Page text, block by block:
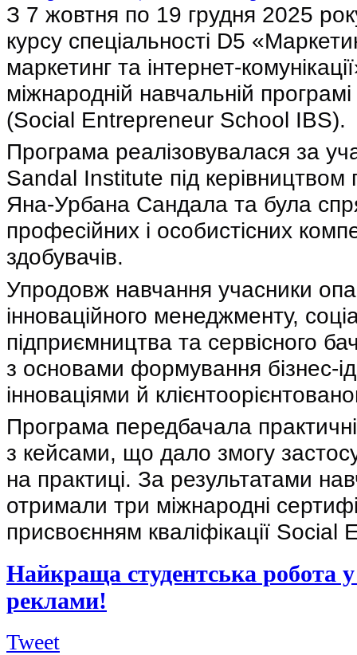
З 7 жовтня по 19 грудня 2025
курсу спеціальності D5
маркетинг та інтернет-
міжнародній навчальній
(Social Entrepreneur School IBS).
Програма реалізовувалася за
Sandal Institute під
Яна-Урбана Сандала та була
професійних і особистісних
здобувачів.
Упродовж навчання учасники
інноваційного менеджменту,
підприємництва та сервісного
з основами формування бізнес-
інноваціями й
Програма передбачала
з кейсами, що дало змогу
на практиці. За результатами
отримали три міжнародні
присвоєнням кваліфікації
Найкраща студентська робота у
реклами!
Tweet